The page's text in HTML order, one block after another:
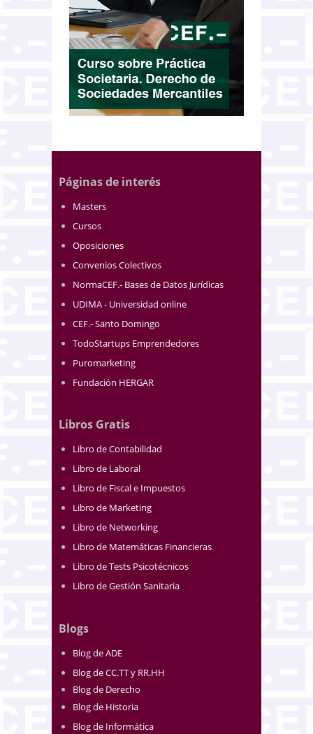
Páginas de interés
Masters
Cursos
Oposiciones
Convenios Colectivos
NormaCEF.- Bases de Datos Jurídicas
UDIMA - Universidad online
CEF.- Santo Domingo
TodoStartups Emprendedores
Puromarketing
Fundación HERGAR
Libros Gratis
Libro de Contabilidad
Libro de Laboral
Libro de Fiscal e Impuestos
Libro de Marketing
Libro de Networking
Libro de Matemáticas Financieras
Libro de Tests Psicotécnicos
Libro de Gestión Sanitaria
Blogs
Blog de ADE
Blog de CC.TT y RR.HH
Blog de Derecho
Blog de Historia
Blog de Informática